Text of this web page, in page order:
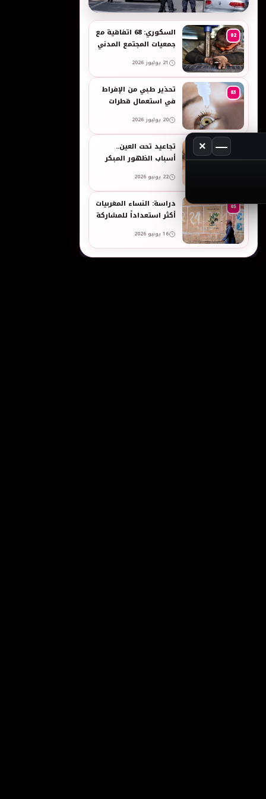
به
02
السكوري: 68 اتفاقية مع
جمعيات المجتمع المدني
والنساء في العمل
21 يوليوز 2026
03
تحذير طبي من الإفراط
في استعمال قطرات
المضيقة للأوعية
20 يوليوز 2026
تجاعيد تحت العين..
أسباب الظهور المبكر
بالبشرة الحساسة -
taroudant press
22 يونيو 2026
05
دراسة: النساء المغربيات
أكثر استعداداً للمشاركة
بالرجال
16 يونيو 2026
—
×